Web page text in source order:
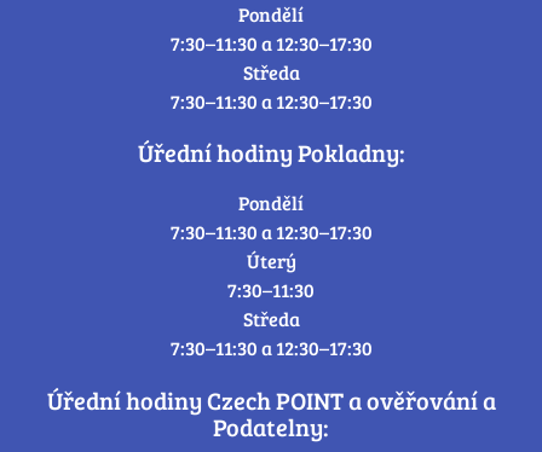
Pondělí
7:30–11:30 a 12:30–17:30
Středa
7:30–11:30 a 12:30–17:30
Úřední hodiny Pokladny:
Pondělí
7:30–11:30 a 12:30–17:30
Úterý
7:30–11:30
Středa
7:30–11:30 a 12:30–17:30
Úřední hodiny Czech POINT a ověřování a
Podatelny: